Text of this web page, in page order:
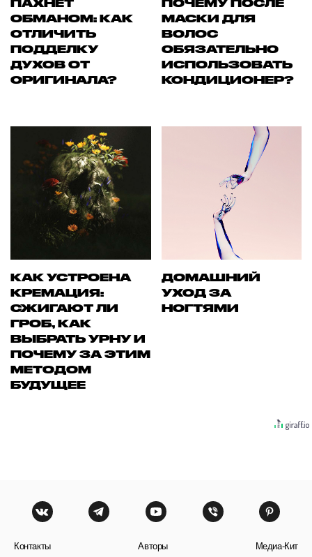
ПАХНЕТ
ОБМАНОМ: КАК
ОТЛИЧИТЬ
ПОДДЕЛКУ
ДУХОВ ОТ
ОРИГИНАЛА?
ПОЧЕМУ ПОСЛЕ
МАСКИ ДЛЯ
ВОЛОС
ОБЯЗАТЕЛЬНО
ИСПОЛЬЗОВАТЬ
КОНДИЦИОНЕР?
КАК УСТРОЕНА
КРЕМАЦИЯ:
СЖИГАЮТ ЛИ
ГРОБ, КАК
ВЫБРАТЬ УРНУ И
ПОЧЕМУ ЗА ЭТИМ
МЕТОДОМ
БУДУЩЕЕ
ДОМАШНИЙ
УХОД ЗА
НОГТЯМИ
Контакты Авторы Медиа-Кит